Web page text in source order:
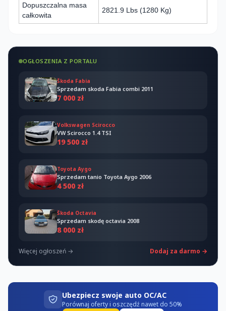
Dopuszczalna masa
całkowita
2821.9 Lbs (1280 Kg)
OGŁOSZENIA Z PORTALU
Škoda Fabia
Sprzedam skoda Fabia combi 2011
7 000 zł
Volkswagen Scirocco
VW Scirocco 1.4 TSI
19 500 zł
Toyota Aygo
Sprzedam tanio Toyota Aygo 2006
4 500 zł
Škoda Octavia
Sprzedam skodę octavia 2008
8 000 zł
Więcej ogłoszeń → Dodaj za darmo →
Ubezpiecz swoje auto OC/AC
Porównaj oferty i oszczędź nawet do 50%